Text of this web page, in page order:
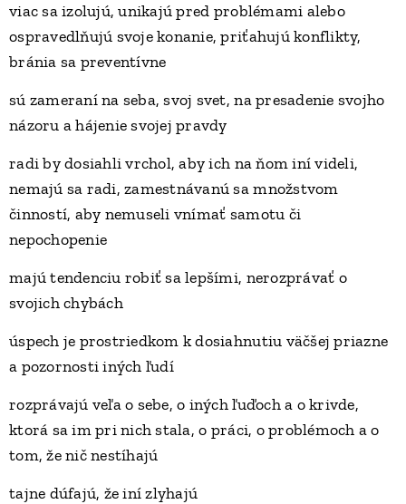
viac sa izolujú, unikajú pred problémami alebo
ospravedlňujú svoje konanie, priťahujú konflikty,
bránia sa preventívne
sú zameraní na seba, svoj svet, na presadenie svojho
názoru a hájenie svojej pravdy
radi by dosiahli vrchol, aby ich na ňom iní videli,
nemajú sa radi, zamestnávanú sa množstvom
činností, aby nemuseli vnímať samotu či
nepochopenie
majú tendenciu robiť sa lepšími, nerozprávať o
svojich chybách
úspech je prostriedkom k dosiahnutiu väčšej priazne
a pozornosti iných ľudí
rozprávajú veľa o sebe, o iných ľuďoch a o krivde,
ktorá sa im pri nich stala, o práci, o problémoch a o
tom, že nič nestíhajú
tajne dúfajú, že iní zlyhajú